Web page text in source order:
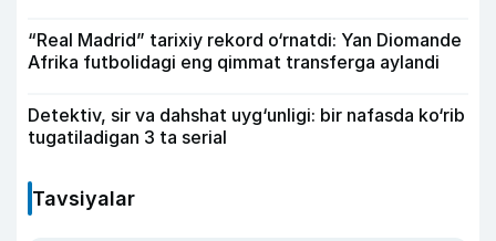
“Real Madrid” tarixiy rekord o‘rnatdi: Yan Diomande
Afrika futbolidagi eng qimmat transferga aylandi
Detektiv, sir va dahshat uyg‘unligi: bir nafasda ko‘rib
tugatiladigan 3 ta serial
Tavsiyalar